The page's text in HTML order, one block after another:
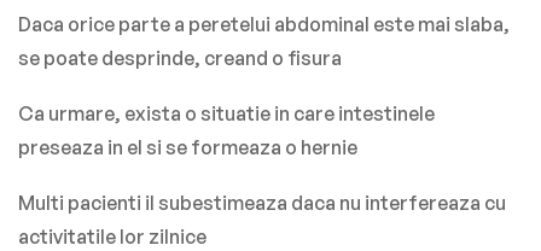
Daca orice parte a peretelui abdominal este mai slaba,
se poate desprinde, creand o fisura
Ca urmare, exista o situatie in care intestinele
preseaza in el si se formeaza o hernie
Multi pacienti il subestimeaza daca nu interfereaza cu
activitatile lor zilnice